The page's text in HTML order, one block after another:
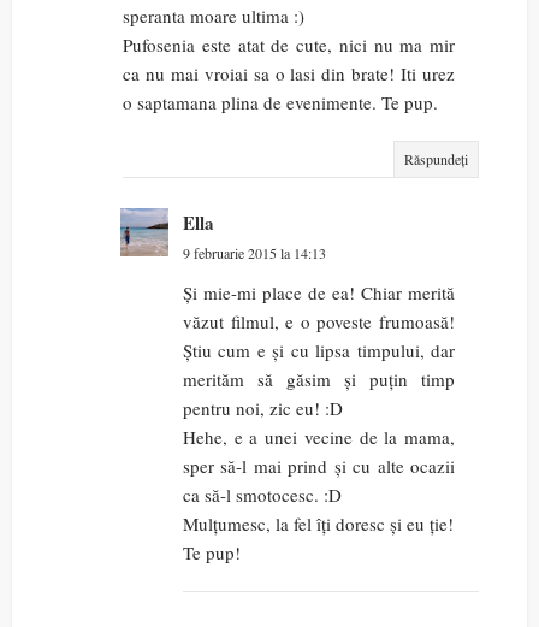
speranta moare ultima :)
Pufosenia este atat de cute, nici nu ma mir
ca nu mai vroiai sa o lasi din brate! Iti urez
o saptamana plina de evenimente. Te pup.
Răspundeți
Ella
9 februarie 2015 la 14:13
Și mie-mi place de ea! Chiar merită
văzut filmul, e o poveste frumoasă!
Știu cum e și cu lipsa timpului, dar
merităm să găsim și puțin timp
pentru noi, zic eu! :D
Hehe, e a unei vecine de la mama,
sper să-l mai prind și cu alte ocazii
ca să-l smotocesc. :D
Mulțumesc, la fel îți doresc și eu ție!
Te pup!